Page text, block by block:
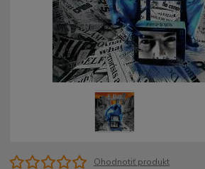
Ohodnotiť produkt